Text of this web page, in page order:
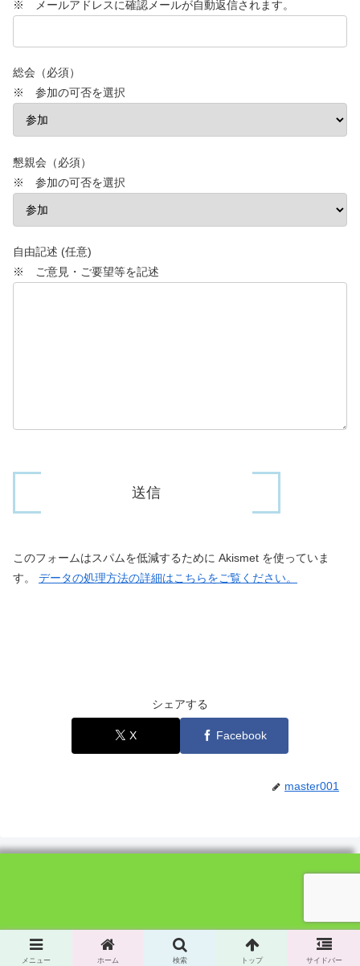
※ メールアドレスに確認メールが自動返信されます。
総会（必須）
※ 参加の可否を選択
懇親会（必須）
※ 参加の可否を選択
自由記述 (任意)
※ ご意見・ご要望等を記述
このフォームはスパムを低減するために Akismet を使っていま
す。 データの処理方法の詳細はこちらをご覧ください。
シェアする
X Facebook
master001
© 2020 .
メニュー ホーム 検索 トップ サイドバー